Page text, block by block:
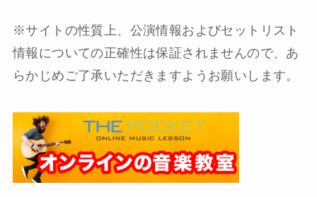
※サイトの性質上、公演情報およびセットリスト
情報についての正確性は保証されませんので、あ
らかじめご了承いただきますようお願いします。